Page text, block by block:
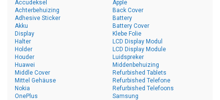
Accudeksel
Achterbehuizing
Adhesive Sticker
Akku
Apple
Back Cover
Battery
Battery Cover
Display
Halter
Holder
Houder
Huawei
Klebe Folie
LCD Display Modul
LCD Display Module
Luidspreker
Middenbehuizing
Middle Cover
Mittel Gehäuse
Nokia
OnePlus
Refurbished Tablets
Refurbished Telefone
Refurbished Telefoons
Samsung